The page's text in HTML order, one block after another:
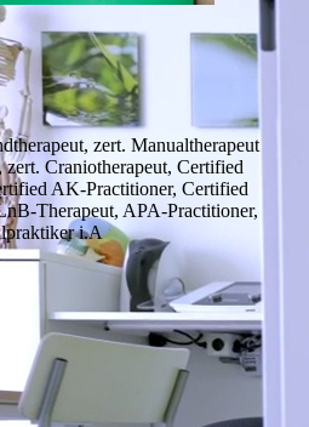
zert. Manualtherapeut
zert. Craniotherapeut, Certified
AK-Practitioner, Certified
Therapeut, APA-Practitioner,
i.A